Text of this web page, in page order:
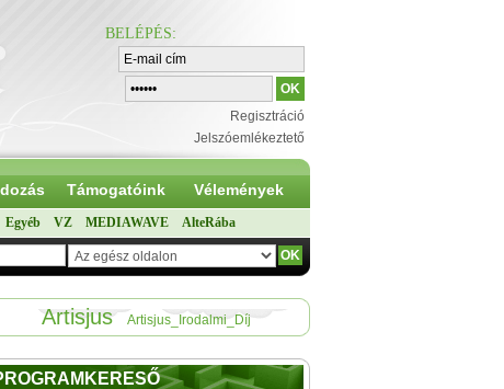
BELÉPÉS:
Regisztráció
Jelszóemlékeztető
Támogatóink Vélemények
Egyéb VZ MEDIAWAVE AlteRába
Artisjus Artisjus_Irodalmi_Díj